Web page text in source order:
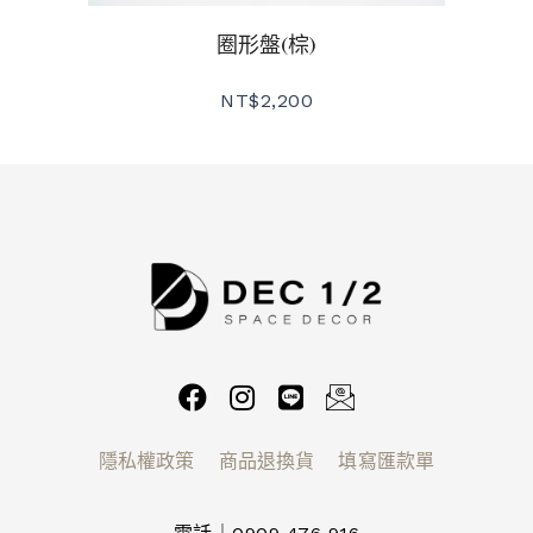
圈形盤(棕)
NT$2,200
隱私權政策 商品退換貨 填寫匯款單